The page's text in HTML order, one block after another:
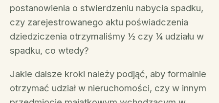
postanowienia o stwierdzeniu nabycia spadku,
czy zarejestrowanego aktu poświadczenia
dziedziczenia otrzymaliśmy ½ czy ¼ udziału w
spadku, co wtedy?
Jakie dalsze kroki należy podjąć, aby formalnie
otrzymać udział w nieruchomości, czy w innym